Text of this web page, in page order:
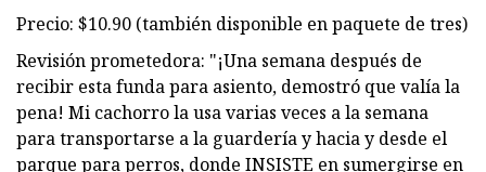
Precio: $10.90 (también disponible en paquete de tres)
Revisión prometedora: "¡Una semana después de
recibir esta funda para asiento, demostró que valía la
pena! Mi cachorro la usa varias veces a la semana
para transportarse a la guardería y hacia y desde el
parque para perros, donde INSISTE en sumergirse en